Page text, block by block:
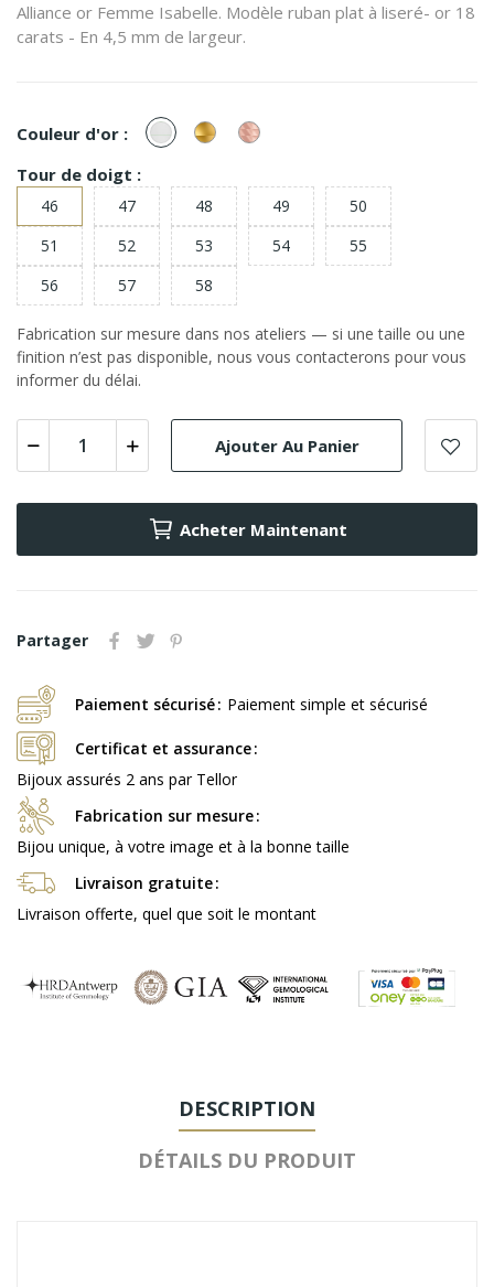
Alliance or Femme Isabelle. Modèle ruban plat à liseré- or 18
carats - En 4,5 mm de largeur.
Couleur d'or : or
Blanc
or
Jaune
or
Rose
Tour de doigt :
46 47 48 49
50
51
52 53 54
55
56
57 58
Fabrication sur mesure dans nos ateliers — si une taille ou une
finition n’est pas disponible, nous vous contacterons pour vous
informer du délai.
Ajouter Au Panier
Acheter Maintenant
Partager
Paiement sécurisé Paiement simple et sécurisé
Certificat et assurance
Bijoux assurés 2 ans par Tellor
Fabrication sur mesure
Bijou unique, à votre image et à la bonne taille
Livraison gratuite
Livraison offerte, quel que soit le montant
DESCRIPTION
DÉTAILS DU PRODUIT